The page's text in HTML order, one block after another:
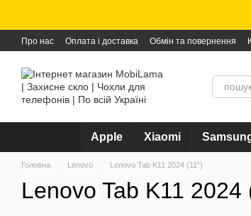
Перейти до основного контенту
Про нас Оплата і доставка Обмін та повернення
Apple Xiaomi
Головна Lenovo Lenovo Tab K11 2024 (11")
Lenovo Tab K11 2024